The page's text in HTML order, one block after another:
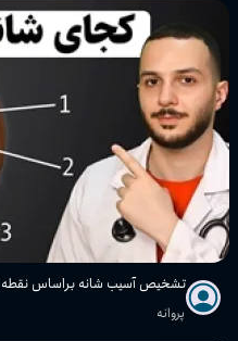
تشخیص آسیب شانه براساس نقطه
پروانه